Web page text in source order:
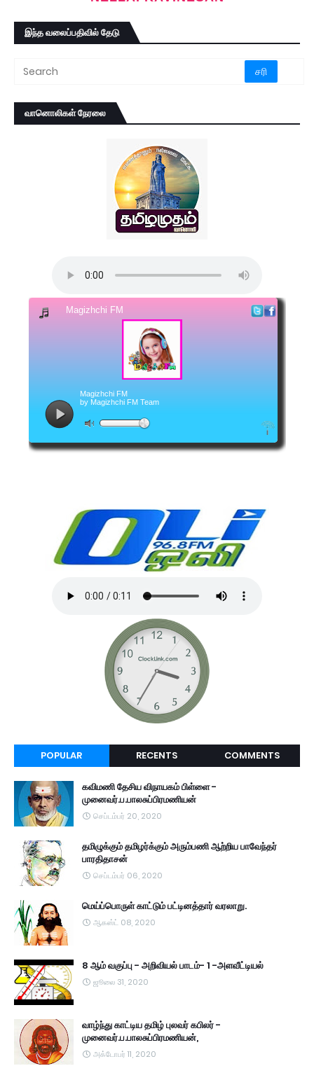
இந்த வலைப்பதிவில் தேடு
வானொலிகள் நேரலை
POPULAR RECENTS COMMENTS
கவிமணி தேசிய விநாயகம் பிள்ளை -
முனைவர்.ப.பாலசுப்பிரமணியன்
செப்டம்பர் 20, 2020
தமிழுக்கும் தமிழர்க்கும் அரும்பணி ஆற்றிய பாவேந்தர்
பாரதிதாசன்
செப்டம்பர் 06, 2020
மெய்ப்பொருள் காட்டும் பட்டினத்தார் வரலாறு.
ஆகஸ்ட் 08, 2020
8 ஆம் வகுப்பு - அறிவியல் பாடம்- 1 -அளவீட்டியல்
ஜூலை 31, 2020
வாழ்ந்து காட்டிய தமிழ் புலவர் கபிலர் -
முனைவர்.ப.பாலசுப்பிரமணியன்,
அக்டோபர் 11, 2020